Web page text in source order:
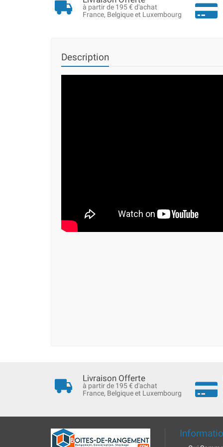
à partir de 195 € d'achat
France, Belgique et Luxembourg
Description
Livraison Offerte
à partir de 195 € d'achat
France, Belgique et Luxembourg